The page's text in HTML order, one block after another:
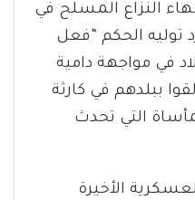
النزاع المسلح في
توليه الحكم “فعل
في مواجهة دامية
ببلدهم في كارثة
التي تحدث
الأخيرة